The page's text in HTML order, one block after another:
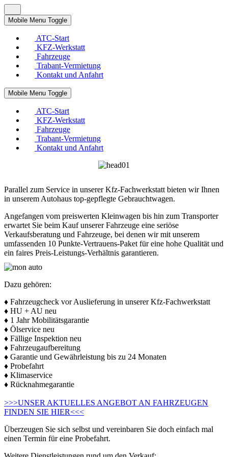
Mobile Menu Toggle
ATC-Start
KFZ-Werkstatt
Fahrzeuge
Trabant-Vermietung
Kontakt und Anfahrt
Mobile Menu Toggle
ATC-Start
KFZ-Werkstatt
Fahrzeuge
Trabant-Vermietung
Kontakt und Anfahrt
Parallel zum Service in unserer Kfz-Fachwerkstatt bieten wir Ihnen
in unserem Autohaus top-gepflegte Gebrauchtwagen.
Angefangen vom preiswerten Kleinwagen bis hin zum Transporter
erwartet Sie beim Kauf unserer Fahrzeuge eine seriöse
Verkaufsberatung und Fahrzeuge, bei denen wir mit unserem
umfassenden 10 Punkte-Vertrauens-Paket für eine hohe Qualität und
ein faires Preis-Leistungs-Verhältnis garantieren.
Dazu gehören:
♦ Fahrzeugcheck vor Auslieferung in unserer Kfz-Fachwerkstatt
♦ HU + AU neu
♦ 1 Jahr Mobilitätsgarantie
♦ Ölservice neu
♦ Fällige Inspektion neu
♦ Fahrzeugaufbereitung
♦ Garantie und Gewährleistung bis zu 24 Monaten
♦ Probefahrt
♦ Klimaservice
♦ Rücknahmegarantie
>>>UNSER AKTUELLES ANGEBOT AN FAHRZEUGEN
FINDEN SIE HIER<<<
Überzeugen Sie sich selbst und vereinbaren Sie doch einfach mal
einen Termin für eine Probefahrt.